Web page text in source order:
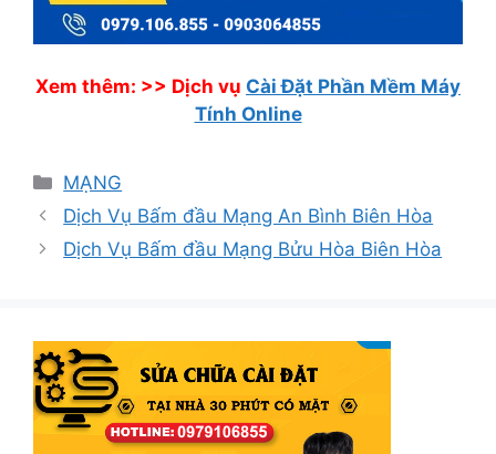
Xem thêm: >> Dịch vụ Cài Đặt Phần Mềm Máy
Tính Online
Danh
mục
MẠNG
Dịch Vụ Bấm đầu Mạng An Bình Biên Hòa
Dịch Vụ Bấm đầu Mạng Bửu Hòa Biên Hòa